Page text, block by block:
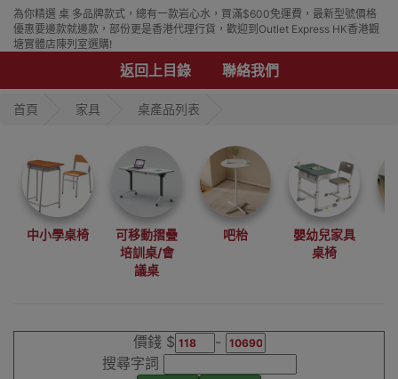
為你精選 桌 多品牌款式，總有一款岩心水，買滿$600免運費，最新型號價格
優惠要邊款就邊款，部份更是香港代理行貨，歡迎到Outlet Express HK香港觀
塘實體店陳列室選購!
返回上目錄 聯絡我們
首頁 家具 桌產品列表
中小學桌椅
可移動摺疊
培訓桌/會
議桌
吧枱
嬰幼兒家具
桌椅
價錢 $
-
搜尋字詞